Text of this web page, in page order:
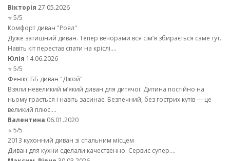
Вікторія 27.05.2026
⭐ 5/5
Комфорт диван "Роял"
Дуже затишний диван. Тепер вечорами вся сім’я збирається саме тут.
Навіть кіт перестав спати на кріслі....
Юлія 14.06.2026
⭐ 5/5
Фенікс ББ диван "Джой"
Взяли невеликий м’який диван для дитячої. Дитина постійно на
ньому грається і навіть засинає. Безпечний, без гострих кутів — це
великий плюс....
Валентина 06.01.2020
⭐ 5/5
2013 кухонний диван зі спальним місцем
Диван для кухни сделали качественно. Сервис супер....